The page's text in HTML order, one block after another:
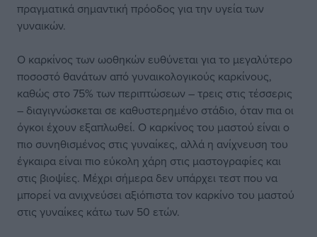
πραγματικά σημαντική πρόοδος για την υγεία των
γυναικών.
Ο καρκίνος των ωοθηκών ευθύνεται για το μεγαλύτερο
ποσοστό θανάτων από γυναικολογικούς καρκίνους,
καθώς στο 75% των περιπτώσεων – τρεις στις τέσσερις
– διαγιγνώσκεται σε καθυστερημένο στάδιο, όταν πια οι
όγκοι έχουν εξαπλωθεί. Ο καρκίνος του μαστού είναι ο
πιο συνηθισμένος στις γυναίκες, αλλά η ανίχνευση του
έγκαιρα είναι πιο εύκολη χάρη στις μαστογραφίες και
στις βιοψίες. Μέχρι σήμερα δεν υπάρχει τεστ που να
μπορεί να ανιχνεύσει αξιόπιστα τον καρκίνο του μαστού
στις γυναίκες κάτω των 50 ετών.